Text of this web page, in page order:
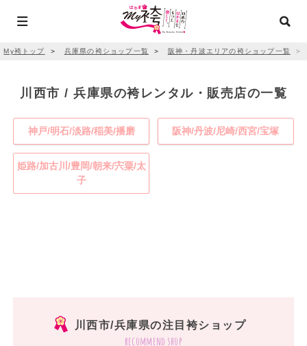
My袴トップ ＞ 兵庫県の袴ショップ一覧 ＞ 阪神・丹波エリアの袴ショップ一覧 ＞
川西市 / 兵庫県の袴レンタル・販売店の一覧
神戸/明石/淡路/稲美/播磨 阪神/丹波/尼崎/西宮/宝塚
姫路/加古川/豊岡/朝来/宍粟/太
子
川西市/兵庫県の注目袴ショップ
recommend shop